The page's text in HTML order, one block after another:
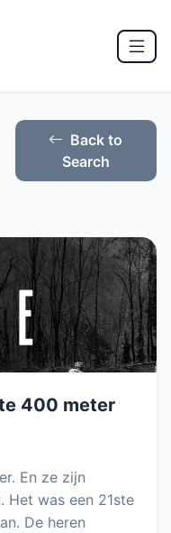
Back to
Search
400 meter
En ze zijn
Het was een 21ste
De heren